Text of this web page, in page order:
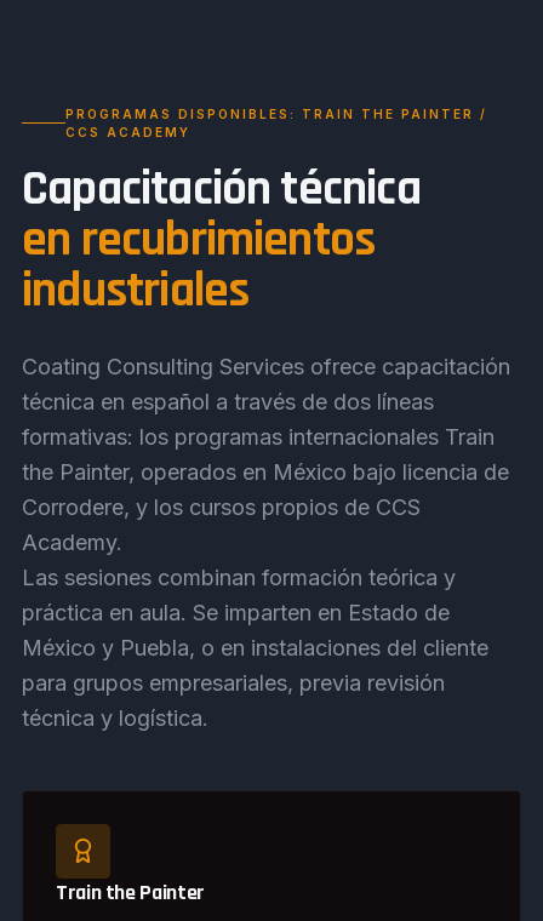
PROGRAMAS DISPONIBLES: TRAIN THE PAINTER /
CCS ACADEMY
Capacitación técnica
en recubrimientos
industriales
Coating Consulting Services ofrece capacitación
técnica en español a través de dos líneas
formativas: los programas internacionales Train
the Painter, operados en México bajo licencia de
Corrodere, y los cursos propios de CCS
Academy.
Las sesiones combinan formación teórica y
práctica en aula. Se imparten en Estado de
México y Puebla, o en instalaciones del cliente
para grupos empresariales, previa revisión
técnica y logística.
Train the Painter